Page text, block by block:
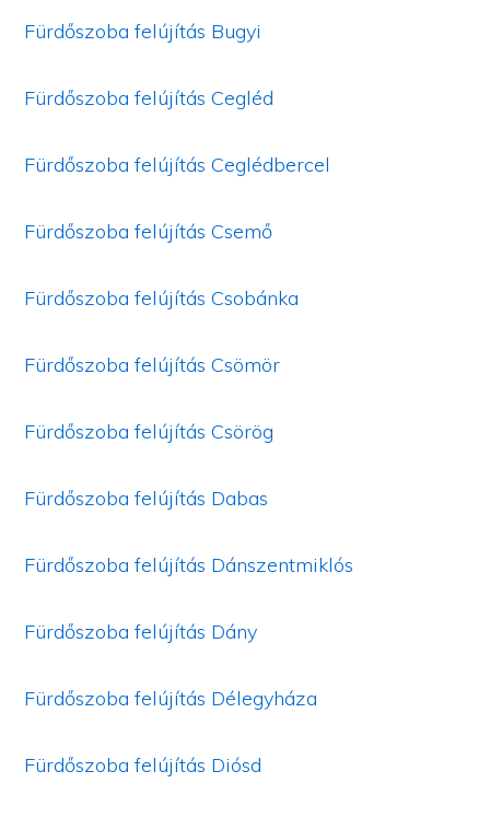
Fürdőszoba felújítás Bugyi
Fürdőszoba felújítás Cegléd
Fürdőszoba felújítás Ceglédbercel
Fürdőszoba felújítás Csemő
Fürdőszoba felújítás Csobánka
Fürdőszoba felújítás Csömör
Fürdőszoba felújítás Csörög
Fürdőszoba felújítás Dabas
Fürdőszoba felújítás Dánszentmiklós
Fürdőszoba felújítás Dány
Fürdőszoba felújítás Délegyháza
Fürdőszoba felújítás Diósd